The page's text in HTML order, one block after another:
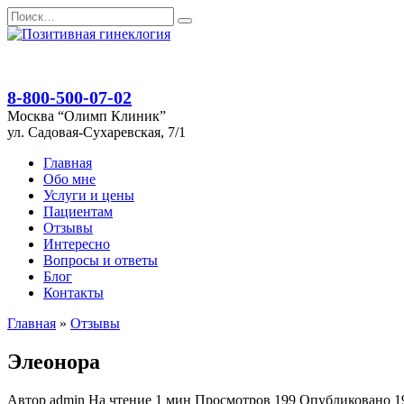
Перейти
к
Search
for:
8-800-500-07-02
Москва “Олимп Клиник”
ул. Садовая-Сухаревская, 7/1
Главная
Обо мне
Услуги и цены
Пациентам
Отзывы
Интересно
Вопросы и ответы
Блог
Контакты
Главная » Отзывы
Элеонора
Автор admin На чтение 1 мин Просмотров 199 Опубликовано